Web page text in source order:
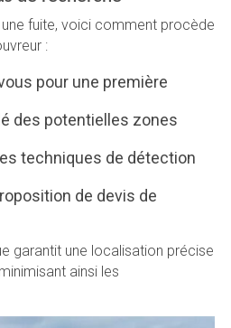
fuite, voici comment procède
:
pour une première
des potentielles zones
techniques de détection
de devis de
garantit une localisation précise
ainsi les